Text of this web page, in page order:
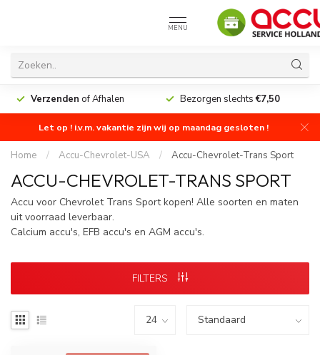
MENU
Verzenden of Afhalen Bezorgen slechts€7,50
Let op ! i.v.m. vakantie zijn wij op maandag gesloten !
Home / Accu-Chevrolet-USA / Accu-Chevrolet-Trans Sport
ACCU-CHEVROLET-TRANS SPORT
Accu voor Chevrolet Trans Sport kopen! Alle soorten en maten
uit voorraad leverbaar.
Calcium accu's, EFB accu's en AGM accu's.
FILTERS